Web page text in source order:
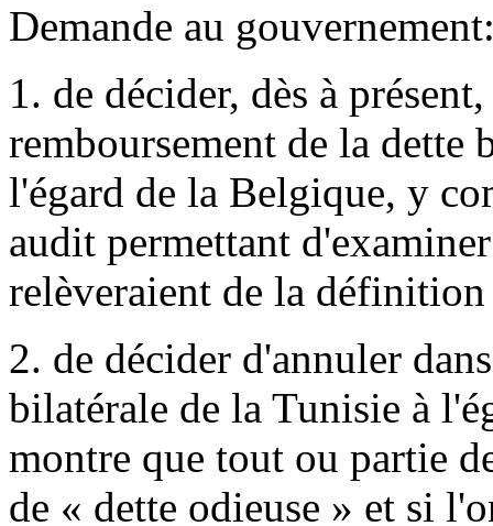
Demande au
1. de décider, dès à
remboursement de la dette
l'égard de la Belgique, y
audit permettant
relèveraient de la
2. de décider d'annuler
bilatérale de la Tunisie à
montre que tout ou partie
de « dette odieuse » et si